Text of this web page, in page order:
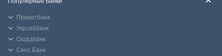
Приватбанк
Укрсиббанк
Ощадбанк
Сенс Банк